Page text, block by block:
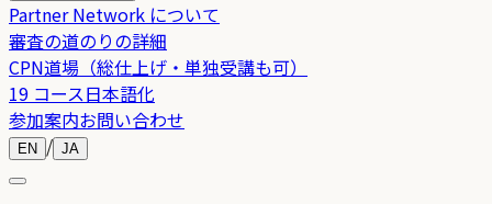
Partner Network について
審査の道のりの詳細
CPN道場（総仕上げ・単独受講も可）
19 コース日本語化
参加案内お問い合わせ
EN / JA